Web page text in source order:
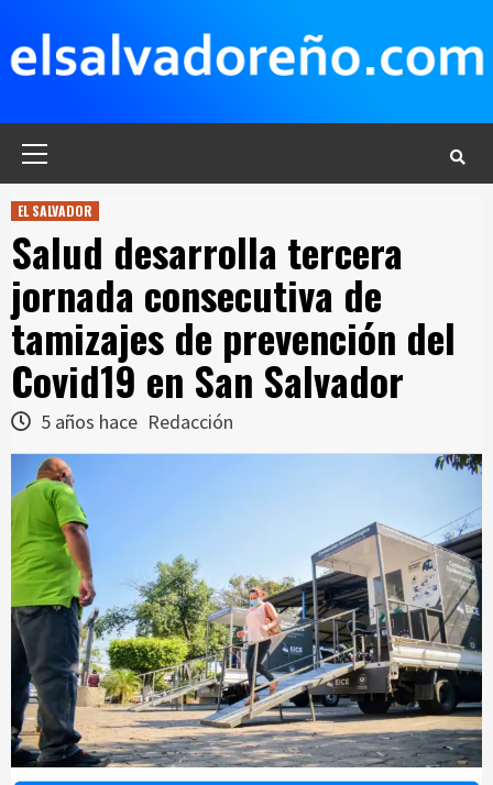
contenido
EL SALVADOR
Salud desarrolla tercera
jornada consecutiva de
tamizajes de prevención del
Covid19 en San Salvador
5 años hace Redacción